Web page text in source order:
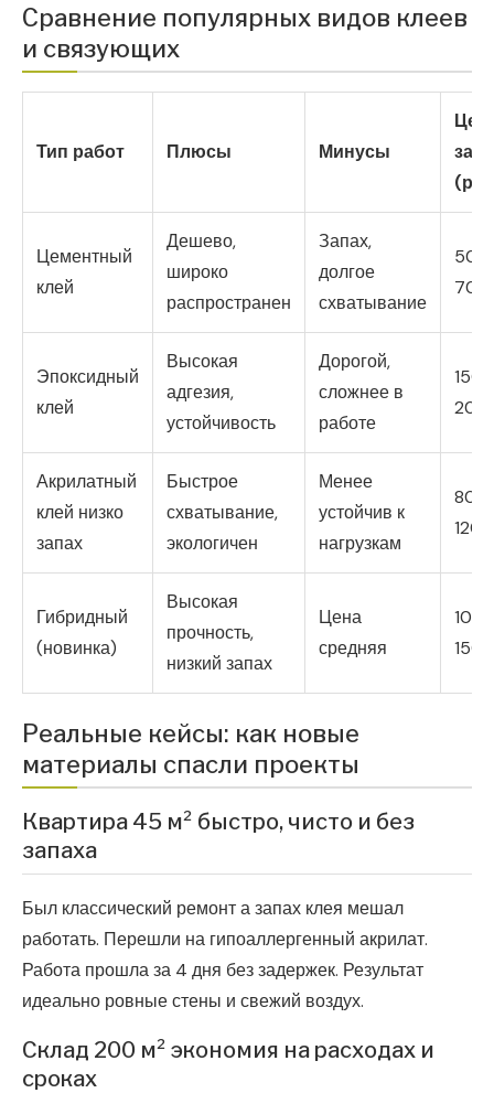
Сравнение популярных видов клеев
и связующих
Тип работ Плюсы Минусы
за
Цементный
клей
Дешево,
широко
распространен
Запах,
долгое
схватывание
50-
70
Эпоксидный
клей
Высокая
адгезия,
устойчивость
Дорогой,
сложнее в
работе
150-
200
Акрилатный
клей низко
запах
Быстрое
схватывание,
экологичен
Менее
устойчив к
нагрузкам
80-
120
Гибридный
(новинка)
Высокая
прочность,
низкий запах
Цена
средняя
100-
150
Реальные кейсы: как новые
материалы спасли проекты
Квартира 45 м² быстро, чисто и без
запаха
Был классический ремонт а запах клея мешал
работать. Перешли на гипоаллергенный акрилат.
Работа прошла за 4 дня без задержек. Результат
идеально ровные стены и свежий воздух.
Склад 200 м² экономия на расходах и
сроках